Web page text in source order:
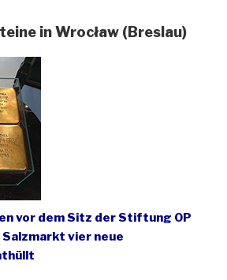
in Wrocław (Breslau)
vor dem Sitz der Stiftung OP
Salzmarkt vier neue